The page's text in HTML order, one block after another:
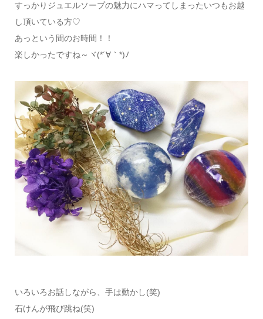
すっかりジュエルソープの魅力にハマってしまったいつもお越
し頂いている方♡
あっという間のお時間！！
楽しかったですね～ヾ(*´∀｀*)ﾉ
いろいろお話しながら、手は動かし(笑)
石けんが飛び跳ね(笑)